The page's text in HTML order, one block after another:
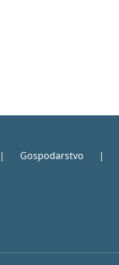
| Gospodarstvo |